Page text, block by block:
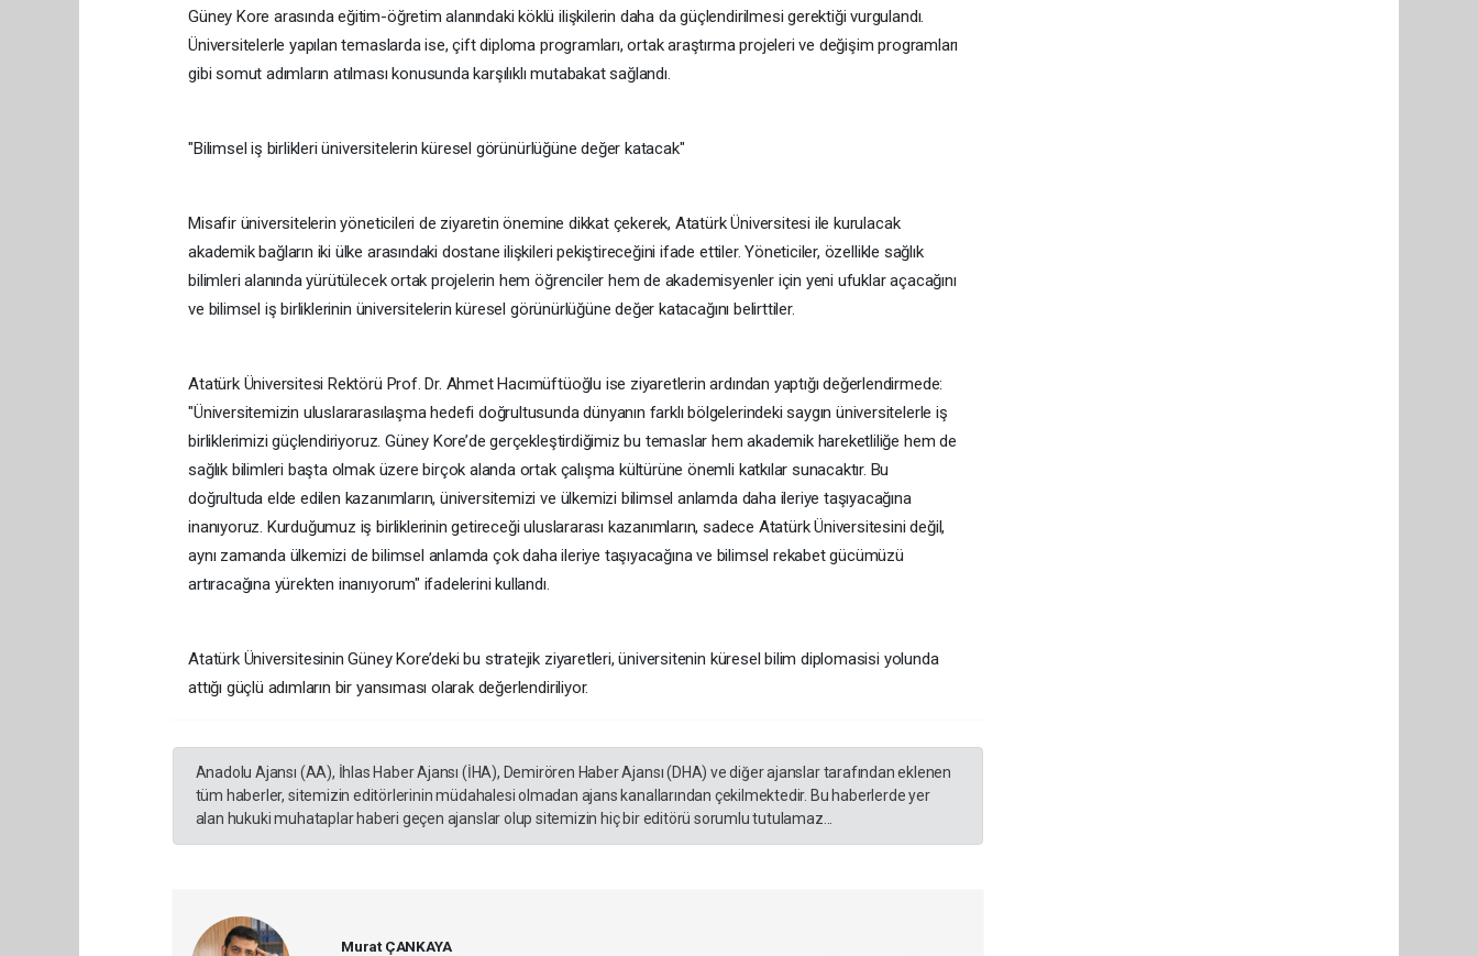
Güney Kore arasında eğitim-öğretim alanındaki köklü ilişkilerin daha da güçlendirilmesi gerektiği vurgulandı.
Üniversitelerle yapılan temaslarda ise, çift diploma programları, ortak araştırma projeleri ve değişim programları
gibi somut adımların atılması konusunda karşılıklı mutabakat sağlandı.
"Bilimsel iş birlikleri üniversitelerin küresel görünürlüğüne değer katacak"
Misafir üniversitelerin yöneticileri de ziyaretin önemine dikkat çekerek, Atatürk Üniversitesi ile kurulacak
akademik bağların iki ülke arasındaki dostane ilişkileri pekiştireceğini ifade ettiler. Yöneticiler, özellikle sağlık
bilimleri alanında yürütülecek ortak projelerin hem öğrenciler hem de akademisyenler için yeni ufuklar açacağını
ve bilimsel iş birliklerinin üniversitelerin küresel görünürlüğüne değer katacağını belirttiler.
Atatürk Üniversitesi Rektörü Prof. Dr. Ahmet Hacımüftüoğlu ise ziyaretlerin ardından yaptığı değerlendirmede:
"Üniversitemizin uluslararasılaşma hedefi doğrultusunda dünyanın farklı bölgelerindeki saygın üniversitelerle iş
birliklerimizi güçlendiriyoruz. Güney Kore’de gerçekleştirdiğimiz bu temaslar hem akademik hareketliliğe hem de
sağlık bilimleri başta olmak üzere birçok alanda ortak çalışma kültürüne önemli katkılar sunacaktır. Bu
doğrultuda elde edilen kazanımların, üniversitemizi ve ülkemizi bilimsel anlamda daha ileriye taşıyacağına
inanıyoruz. Kurduğumuz iş birliklerinin getireceği uluslararası kazanımların, sadece Atatürk Üniversitesini değil,
aynı zamanda ülkemizi de bilimsel anlamda çok daha ileriye taşıyacağına ve bilimsel rekabet gücümüzü
artıracağına yürekten inanıyorum" ifadelerini kullandı.
Atatürk Üniversitesinin Güney Kore’deki bu stratejik ziyaretleri, üniversitenin küresel bilim diplomasisi yolunda
attığı güçlü adımların bir yansıması olarak değerlendiriliyor.
Anadolu Ajansı (AA), İhlas Haber Ajansı (İHA), Demirören Haber Ajansı (DHA) ve diğer ajanslar tarafından eklenen
tüm haberler, sitemizin editörlerinin müdahalesi olmadan ajans kanallarından çekilmektedir. Bu haberlerde yer
alan hukuki muhataplar haberi geçen ajanslar olup sitemizin hiç bir editörü sorumlu tutulamaz...
Murat ÇANKAYA